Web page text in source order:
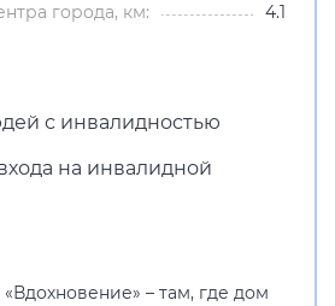
города, км: 4.1
с инвалидностью
на инвалидной
– там, где дом